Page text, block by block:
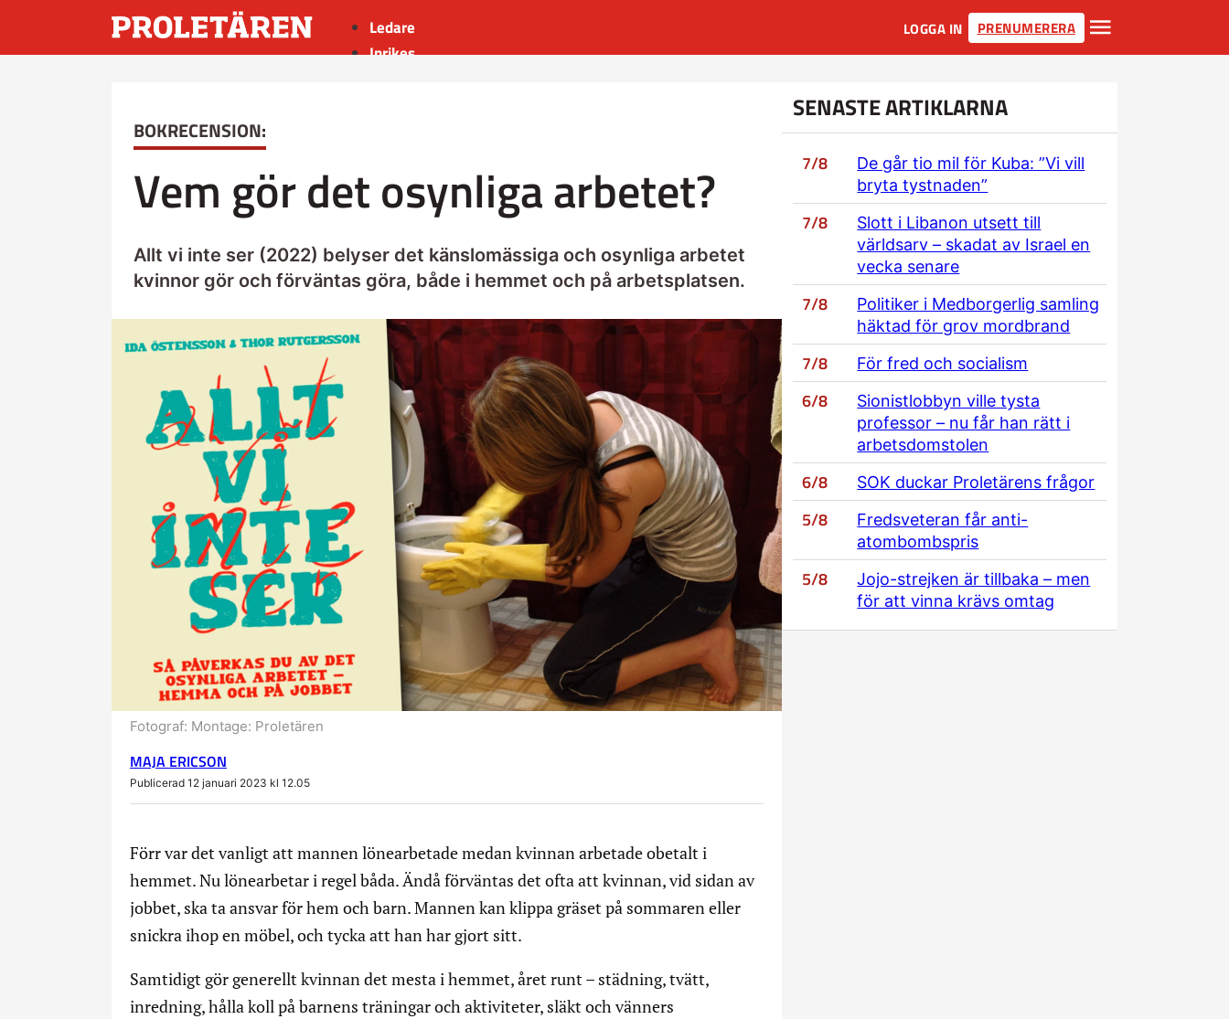
Ledare
Inrikes
LOGGA IN PRENUMERERA
BOKRECENSION:
Vem gör det osynliga arbetet?
Allt vi inte ser (2022) belyser det känslomässiga och osynliga arbetet
kvinnor gör och förväntas göra, både i hemmet och på arbetsplatsen.
Fotograf: Montage: Proletären
MAJA ERICSON
Publicerad 12 januari 2023 kl 12.05
Förr var det vanligt att mannen lönearbetade medan kvinnan arbetade obetalt i
hemmet. Nu lönearbetar i regel båda. Ändå förväntas det ofta att kvinnan, vid sidan av
jobbet, ska ta ansvar för hem och barn. Mannen kan klippa gräset på sommaren eller
snickra ihop en möbel, och tycka att han har gjort sitt.
Samtidigt gör generellt kvinnan det mesta i hemmet, året runt – städning, tvätt,
inredning, hålla koll på barnens träningar och aktiviteter, släkt och vänners
SENASTE ARTIKLARNA
7/8
De går tio mil för Kuba: ”Vi vill
bryta tystnaden”
7/8
Slott i Libanon utsett till
världsarv – skadat av Israel en
vecka senare
7/8
Politiker i Medborgerlig samling
häktad för grov mordbrand
7/8 För fred och socialism
6/8
Sionistlobbyn ville tysta
professor – nu får han rätt i
arbetsdomstolen
6/8 SOK duckar Proletärens frågor
5/8
Fredsveteran får anti-
atombombspris
5/8
Jojo-strejken är tillbaka – men
för att vinna krävs omtag